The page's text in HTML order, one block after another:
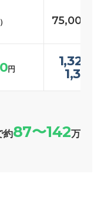
75,000〜
円
約87〜142万